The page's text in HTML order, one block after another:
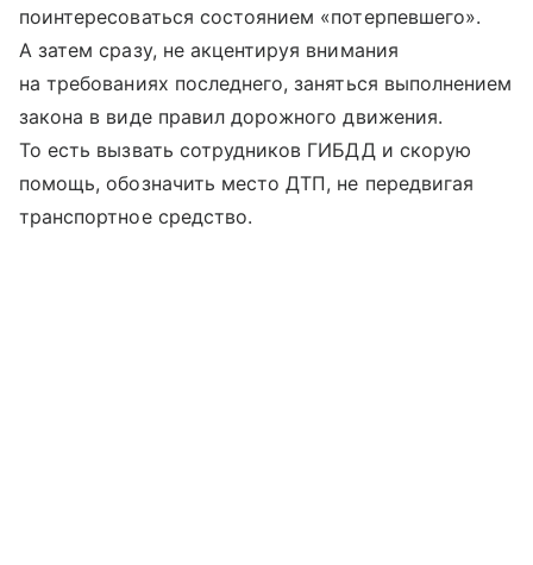
поинтересоваться состоянием «потерпевшего».
А затем сразу, не акцентируя внимания
на требованиях последнего, заняться выполнением
закона в виде правил дорожного движения.
То есть вызвать сотрудников ГИБДД и скорую
помощь, обозначить место ДТП, не передвигая
транспортное средство.